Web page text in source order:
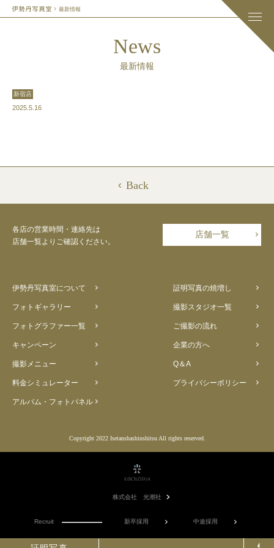
最新情報
News
最新情報
新宿店
2025.5.16
Back
各店の営業時間・連絡先は
店舗一覧よりご確認ください。
店舗一覧
伊勢丹写真室について 証明写真の焼増し
フォトギャラリー 撮影スタジオ一覧
フォトグラファー一覧 ご撮影の流れ
キャンペーン 企業の方へ
撮影メニュー Q＆A
料金シミュレーター プライバシーポリシー
アルバム・フォトパネル
Copyright 2022 Isetanshashinshitsu All rights reserved.
株式会社 光潮社
Recruit 新卒採用 中途採用